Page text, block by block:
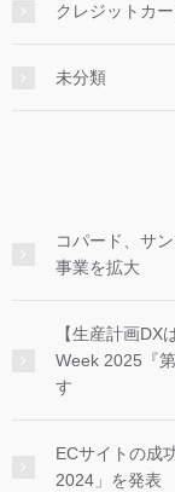
クレジットカー
未分類
コパード、サ
事業を拡大
【生産計画
Week 2025『
す
ECサイトの成
2024」を発表